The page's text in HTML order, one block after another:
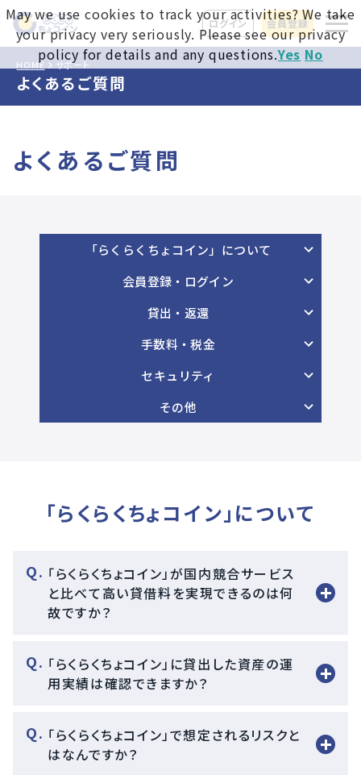
ログイン 会員登録
HOME サポート
よくあるご質問
よくあるご質問
「らくらくちょコイン」について
会員登録・ログイン
貸出・返還
手数料・税金
セキュリティ
その他
「らくらくちょコイン」について
「らくらくちょコイン」が国内競合サービス
と比べて高い貸借料を実現できるのは何
故ですか？
「らくらくちょコイン」に貸出した資産の運
用実績は確認できますか？
「らくらくちょコイン」で想定されるリスクと
はなんですか？
May we use cookies to track your activities? We take
your privacy very seriously. Please see our privacy
policy for details and any questions.Yes No